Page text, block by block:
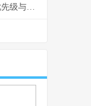
《Stardew Valley》好感度提升攻略：送礼优先级与节日安排